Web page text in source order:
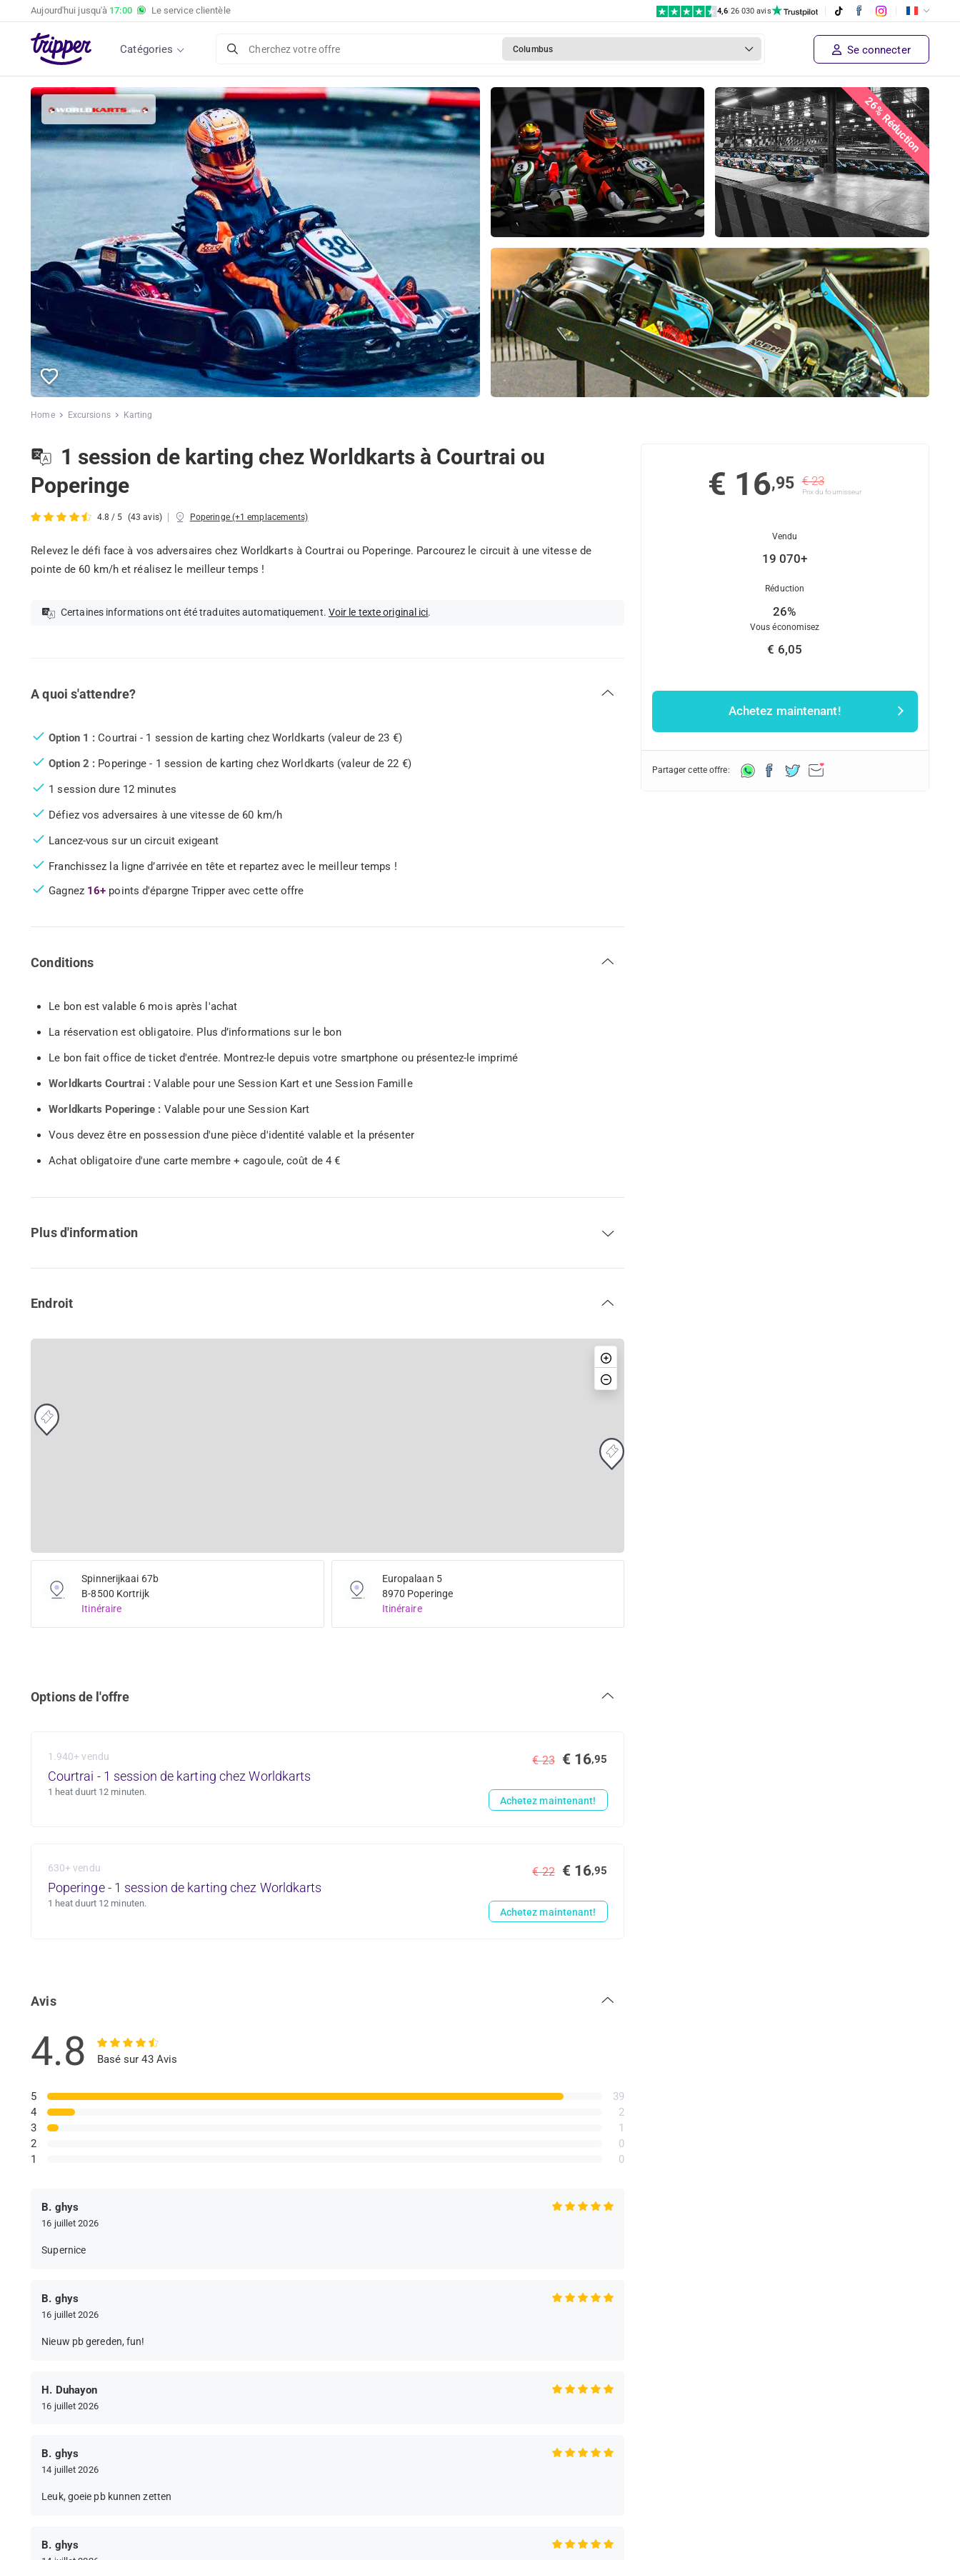
Aujourd'hui jusqu'à 17:00 Le service clientèle 4,6|26 030 avis
Catégories Cherchez votre offre Columbus Se connecter
26% Réduction
Home Excursions Karting
1 session de karting chez Worldkarts à Courtrai ou
Poperinge
4.8 / 5 (43 avis) | Poperinge (+1 emplacements)
Relevez le défi face à vos adversaires chez Worldkarts à Courtrai ou Poperinge. Parcourez le circuit à une vitesse de
pointe de 60 km/h et réalisez le meilleur temps !
Certaines informations ont été traduites automatiquement. Voir le texte original ici.
A quoi s'attendre?
Option 1 :Courtrai - 1 session de karting chez Worldkarts (valeur de 23 €)
Option 2 : Poperinge - 1 session de karting chez Worldkarts (valeur de 22 €)
1 session dure 12 minutes
Défiez vos adversaires à une vitesse de 60 km/h
Lancez-vous sur un circuit exigeant
Franchissez la ligne d’arrivée en tête et repartez avec le meilleur temps !
Gagnez 16+ points d'épargne Tripper avec cette offre
Conditions
Le bon est valable 6 mois après l'achat
La réservation est obligatoire. Plus d’informations sur le bon
Le bon fait office de ticket d'entrée. Montrez-le depuis votre smartphone ou présentez-le imprimé
Worldkarts Courtrai : Valable pour une Session Kart et une Session Famille
Worldkarts Poperinge : Valable pour une Session Kart
Vous devez être en possession d'une pièce d'identité valable et la présenter
Achat obligatoire d'une carte membre + cagoule, coût de 4 €
Plus d'information
Endroit
Spinnerijkaai 67b
B-8500 Kortrijk
Itinéraire
Europalaan 5
8970 Poperinge
Itinéraire
Options de l'offre
1.940+ vendu
Courtrai - 1 session de karting chez Worldkarts
1 heat duurt 12 minuten.
€ 23 € 16,95
Achetez maintenant!
630+ vendu
Poperinge - 1 session de karting chez Worldkarts
1 heat duurt 12 minuten.
€ 22 € 16,95
Achetez maintenant!
Avis
4.8 Basé sur 43 Avis
5
4
3
2
1
39
2
1
0
0
B. ghys
16 juillet 2026
Supernice
B. ghys
16 juillet 2026
Nieuw pb gereden, fun!
H. Duhayon
16 juillet 2026
B. ghys
14 juillet 2026
Leuk, goeie pb kunnen zetten
B. ghys
€ 16,95 € 23
Prix ​​du fournisseur
Vendu
19 070+
Réduction
26%
Vous économisez
€ 6,05
Achetez maintenant!
Partager cette offre: